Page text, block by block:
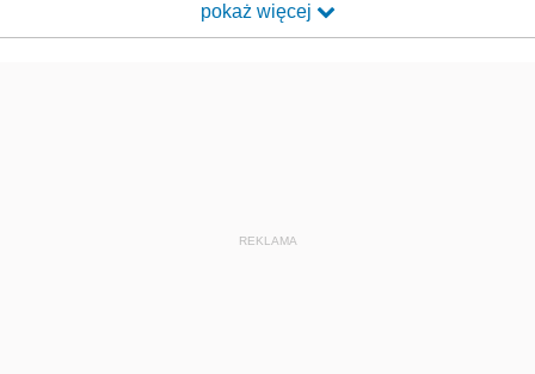
pokaż więcej
REKLAMA